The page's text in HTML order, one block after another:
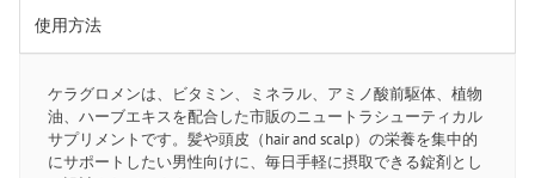
使用方法
ケラグロメンは、ビタミン、ミネラル、アミノ酸前駆体、植物
油、ハーブエキスを配合した市販のニュートラシューティカル
サプリメントです。髪や頭皮（hair and scalp）の栄養を集中的
にサポートしたい男性向けに、毎日手軽に摂取できる錠剤とし